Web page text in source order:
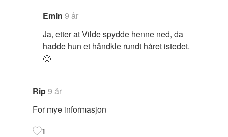
Emin 9 år
Ja, etter at Vilde spydde henne ned, da
hadde hun et håndkle rundt håret istedet.
🙂
Rip9 år
For mye informasjon
1